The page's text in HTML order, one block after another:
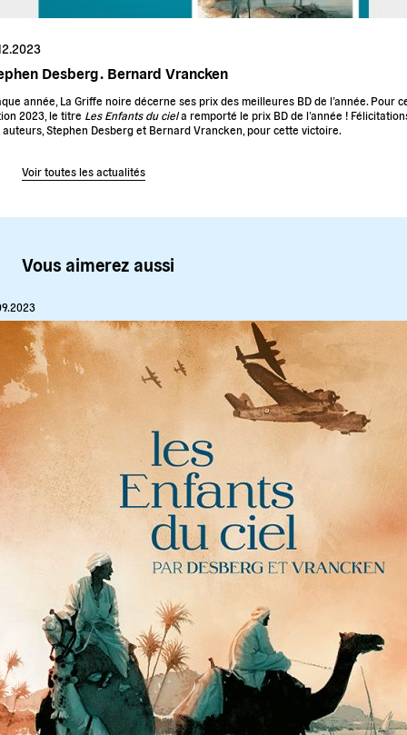
Desberg . Bernard Vrancken
année, La Griffe noire décerne ses prix des meilleures BD de l’année. Pour
2023, le titre Les Enfants du ciela remporté le prix BD de l’année !
auteurs, Stephen Desberg et Bernard Vrancken, pour cette victoire.
Voir toutes les actualités
Vous aimerez aussi